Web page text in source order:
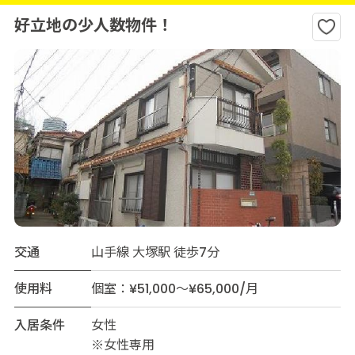
好立地の少人数物件！
交通
山手線 大塚駅 徒歩7分
使用料
個室：¥51,000～¥65,000/月
入居条件
女性
※女性専用